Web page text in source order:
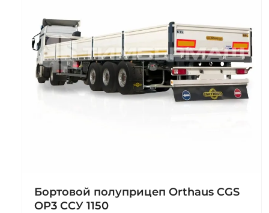
Бортовой полуприцеп Orthaus CGS
OP3 ССУ 1150